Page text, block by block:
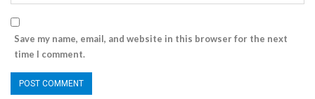
Save my name, email, and website in this browser for the next
time I comment.